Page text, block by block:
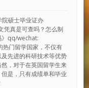
院硕士毕业证办
真是可查吗？怎么制
》qq/wechat:
门留学国家，不仅有
先进的科研技术等优势
，对于在英国留学生来
是，只有成绩单和毕业